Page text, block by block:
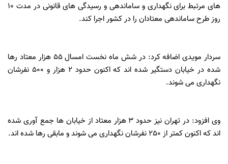
های مرتبط برای نگهداری و ساماندهی و رسیدگی های قانونی در مدت 10
روز طرح ساماندهی معتادان را در کشور اجرا کند.
سردار مویدی اضافه کرد: در شش ماه نخست امسال 55 هزار معتاد رها
شده در خیابان‌ دستگیر شده اند که اکنون حدود 2 هزار و 500 نفرشان
نگهداری می شوند.
وی افزود: در تهران نیز حدود 3 هزار معتاد از خیابان ها جمع آوری شده
اند که اکنون کمتر از 250 نفرشان نگهداری می شوند و مابقی رها شده اند.